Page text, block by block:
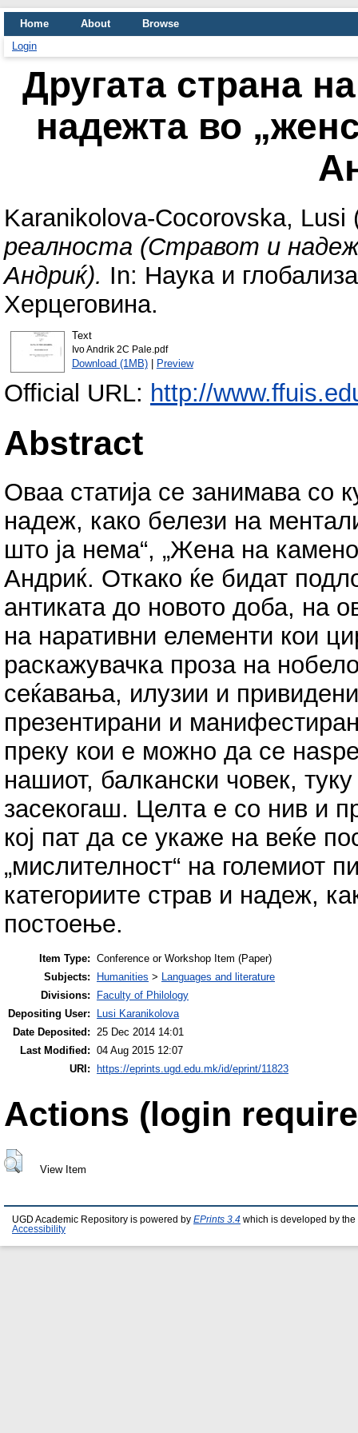
Home About
Browse
Login
Другата страна
надежта во
Karanikolova-Cocorovska, Lusi
реалноста (Стравот и
Андриќ). In: Наука и
Херцеговина.
Text
Ivo Andrik 2C Pale.pdf
Download (1MB)| Preview
Official URL: http://
Abstract
Оваа статија се занимава со
надеж, како белези на
што ја нема“, „Жена на
Андриќ. Откако ќе бидат
антиката до новото доба, на
на наративни елементи кои
раскажувачка проза на
сеќавања, илузии и
презентирани и
преку кои е можно да се
нашиот, балкански човек,
засекогаш. Целта е со нив и
кој пат да се укаже на веќе
„мислителност“ на големиот
категориите страв и надеж,
постоење.
Item Type: Conference or Workshop Item (Paper)
Subjects:
Humanities > Languages and literature
Divisions:
Faculty of Philology
Depositing User:
Lusi Karanikolova
Date Deposited: 25 Dec 2014 14:01
Last Modified: 04 Aug 2015 12:07
URI:
https://eprints.ugd.edu.mk/id/eprint/11823
Actions (login
View Item
UGD Academic Repository is powered by EPrints 3.4 which is developed by the
Accessibility